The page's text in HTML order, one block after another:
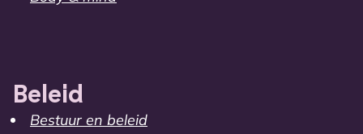
Beleid
Bestuur en beleid